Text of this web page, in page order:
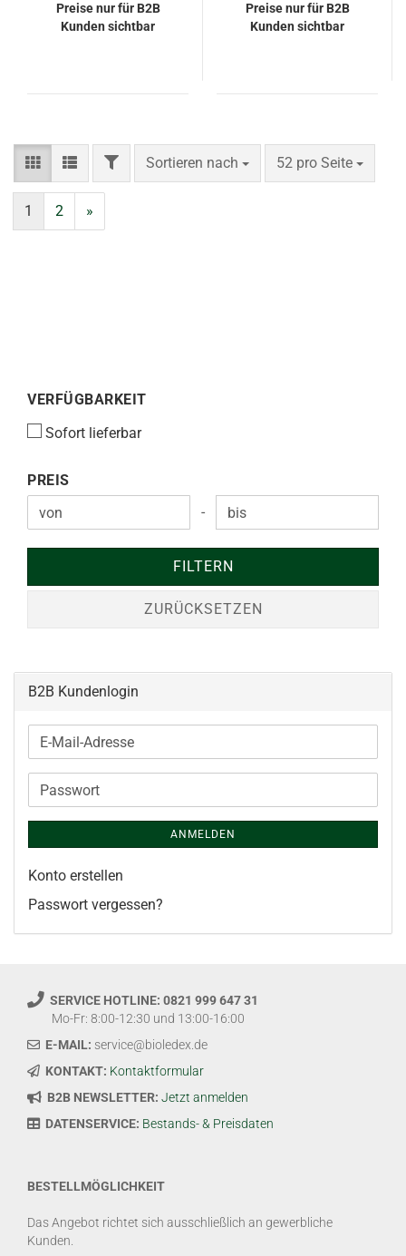
Preise nur für B2B
Kunden sichtbar
Preise nur für B2B
Kunden sichtbar
FILTERSortieren nach
Sortieren nach 52 pro Seite
pro Seite
1 2 »
VERFÜGBARKEIT
VERFÜGBARKEIT
Sofort lieferbar
PREIS
PREIS
Preis bis
-
FILTERN
ZURÜCKSETZEN
B2B Kundenlogin
E-
Mail-
Adresse
Passwort
ANMELDEN
Konto erstellen
Passwort vergessen?
SERVICE HOTLINE: 0821 999 647 31
Mo-Fr: 8:00-12:30 und 13:00-16:00
E-MAIL: service@bioledex.de
KONTAKT: Kontaktformular
B2B NEWSLETTER: Jetzt anmelden
DATENSERVICE: Bestands- & Preisdaten
BESTELLMÖGLICHKEIT
Das Angebot richtet sich ausschließlich an gewerbliche
Kunden.